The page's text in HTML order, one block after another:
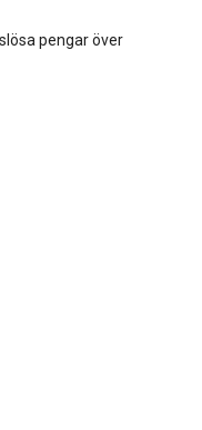
pengar över